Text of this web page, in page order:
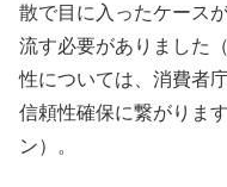
散で目に入ったケース
流す必要がありました
性については、消費者
信頼性確保に繋がりま
ン）。